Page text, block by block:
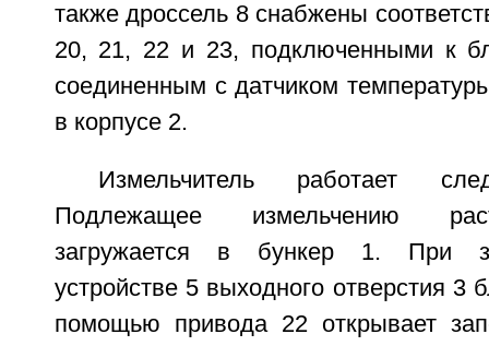
также дроссель 8 снабжены
20, 21, 22 и 23, подключенными к
соединенным с датчиком
в корпусе 2.
Измельчитель работает
Подлежащее измельчению
загружается в бункер 1. При
устройстве 5 выходного отверстия 3
помощью привода 22 открывает